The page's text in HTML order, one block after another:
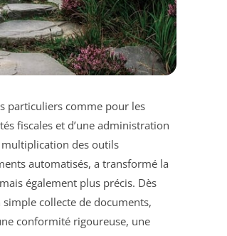
particuliers comme pour les
fiscales et d’une administration
multiplication des outils
automatisés, a transformé la
également plus précis. Dès
collecte de documents,
conformité rigoureuse, une